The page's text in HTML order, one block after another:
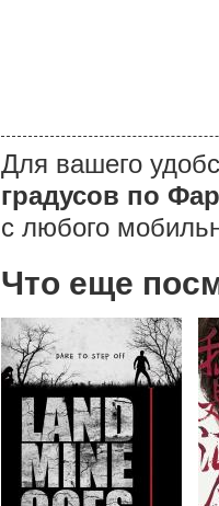
Для вашего
градусов по
с любого
Что еще